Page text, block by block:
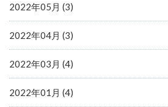
2022年05月 (3)
2022年04月 (3)
2022年03月 (4)
2022年01月 (4)